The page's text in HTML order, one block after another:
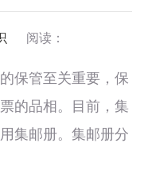
阅读：
保管至关重要，保
的品相。目前，集
集邮册。集邮册分